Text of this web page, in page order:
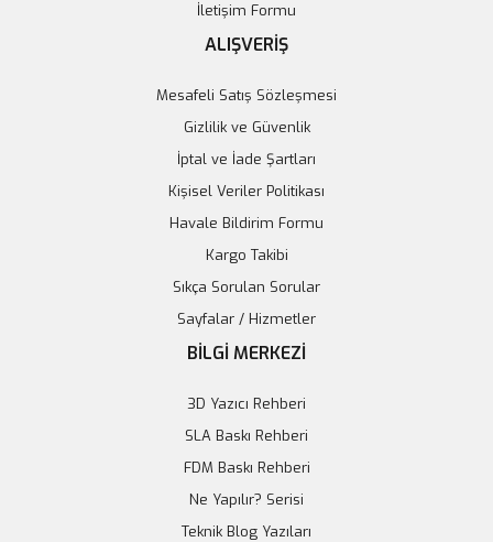
117,12 TL
İletişim Formu
ALIŞVERİŞ
Mesafeli Satış Sözleşmesi
Gizlilik ve Güvenlik
İptal ve İade Şartları
Kişisel Veriler Politikası
Havale Bildirim Formu
Kargo Takibi
Sıkça Sorulan Sorular
Sayfalar / Hizmetler
BİLGİ MERKEZİ
3D Yazıcı Rehberi
SLA Baskı Rehberi
FDM Baskı Rehberi
Ne Yapılır? Serisi
Teknik Blog Yazıları